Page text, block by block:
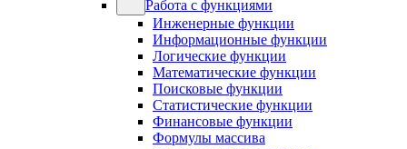
Работа с функциями
Инженерные функции
Информационные функции
Логические функции
Математические функции
Поисковые функции
Статистические функции
Финансовые функции
Формулы массива